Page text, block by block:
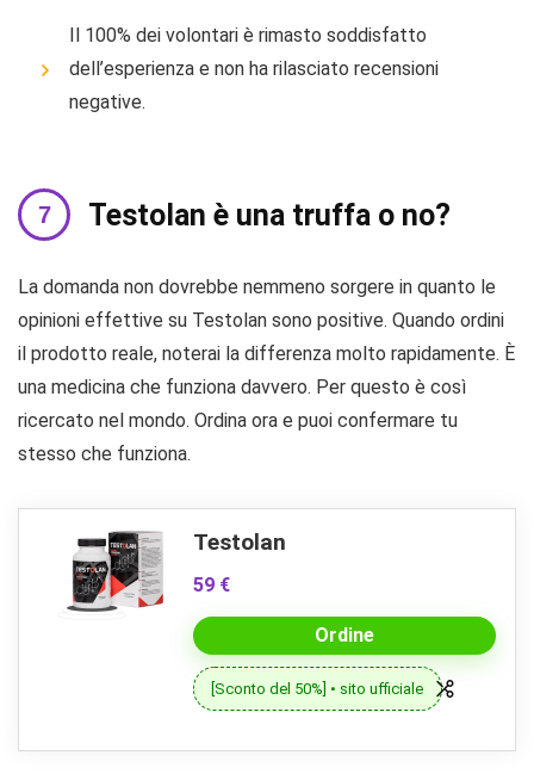
Il 100% dei volontari è rimasto soddisfatto
dell’esperienza e non ha rilasciato recensioni
negative.
Testolan è una truffa o no?
La domanda non dovrebbe nemmeno sorgere in quanto le
opinioni effettive su Testolan sono positive. Quando ordini
il prodotto reale, noterai la differenza molto rapidamente. È
una medicina che funziona davvero. Per questo è così
ricercato nel mondo. Ordina ora e puoi confermare tu
stesso che funziona.
Testolan
59 €
Ordine
[Sconto del 50%] • sito ufficiale